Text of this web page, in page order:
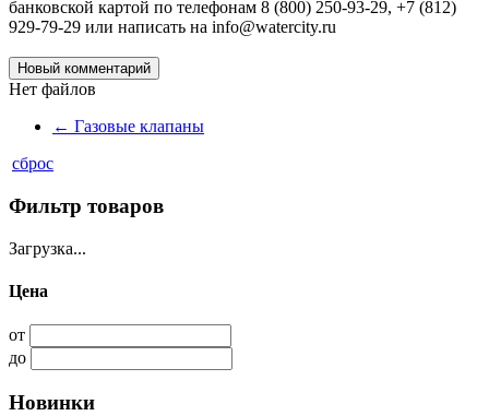
банковской картой по телефонам 8 (800) 250-93-29, +7 (812)
929-79-29 или написать на info@watercity.ru
Новый комментарий
Нет файлов
← Газовые клапаны
сброс
Фильтр товаров
Загрузка...
Цена
от
до
Новинки